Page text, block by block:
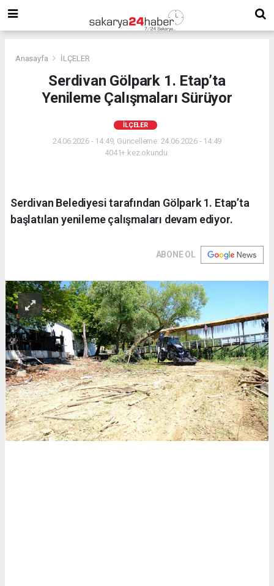
Anasayfa İLÇELER
Serdivan Gölpark 1. Etap’ta
Yenileme Çalışmaları Sürüyor
İLÇELER
24.06.2026 - 14:49, Güncelleme: 24.06.2026 - 14:49
4041+ kez okundu.
Serdivan Belediyesi tarafından Gölpark 1. Etap’ta
başlatılan yenileme çalışmaları devam ediyor.
ABONE OL